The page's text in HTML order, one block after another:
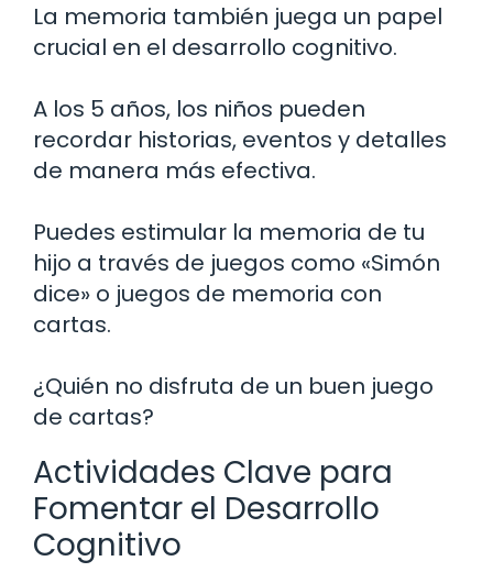
La memoria también juega un papel
crucial en el desarrollo cognitivo.
A los 5 años, los niños pueden
recordar historias, eventos y detalles
de manera más efectiva.
Puedes estimular la memoria de tu
hijo a través de juegos como «Simón
dice» o juegos de memoria con
cartas.
¿Quién no disfruta de un buen juego
de cartas?
Actividades Clave para
Fomentar el Desarrollo
Cognitivo